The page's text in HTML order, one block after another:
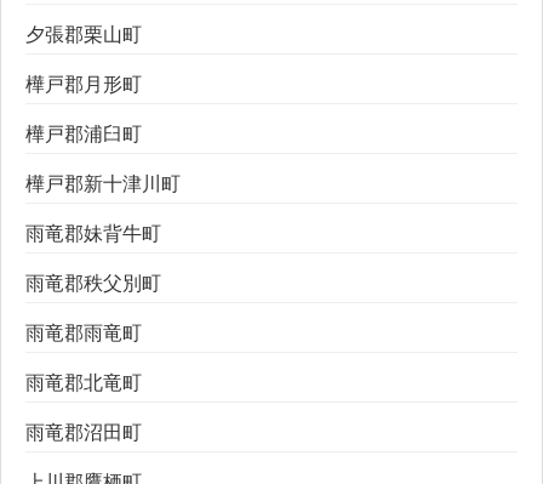
夕張郡栗山町
樺戸郡月形町
樺戸郡浦臼町
樺戸郡新十津川町
雨竜郡妹背牛町
雨竜郡秩父別町
雨竜郡雨竜町
雨竜郡北竜町
雨竜郡沼田町